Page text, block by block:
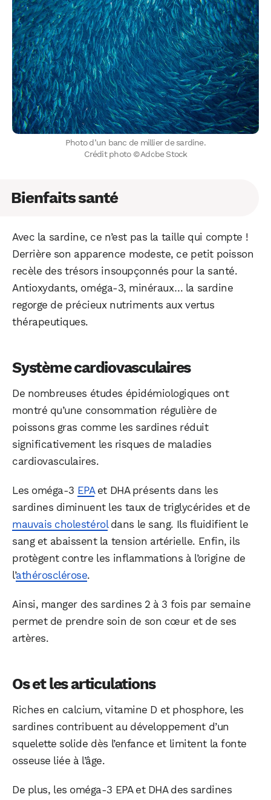
Photo d’un banc de millier de sardine.
Crédit photo © Adobe Stock
Bienfaits santé
Avec la sardine, ce n’est pas la taille qui compte !
Derrière son apparence modeste, ce petit poisson
recèle des trésors insoupçonnés pour la santé.
Antioxydants, oméga-3, minéraux… la sardine
regorge de précieux nutriments aux vertus
thérapeutiques.
Système cardiovasculaires
De nombreuses études épidémiologiques ont
montré qu’une consommation régulière de
poissons gras comme les sardines réduit
significativement les risques de maladies
cardiovasculaires.
Les oméga-3 EPAet DHA présents dans les
sardines diminuent les taux de triglycérides et de
mauvais cholestéroldans le sang. Ils fluidifient le
sang et abaissent la tension artérielle. Enfin, ils
protègent contre les inflammations à l’origine de
l’athérosclérose.
Ainsi, manger des sardines 2 à 3 fois par semaine
permet de prendre soin de son cœur et de ses
artères.
Os et les articulations
Riches en calcium, vitamine D et phosphore, les
sardines contribuent au développement d’un
squelette solide dès l’enfance et limitent la fonte
osseuse liée à l’âge.
De plus, les oméga-3 EPA et DHA des sardines